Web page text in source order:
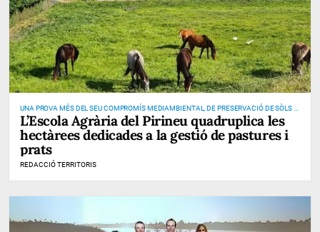
UNA PROVA MÉS DEL SEU COMPROMÍS MEDIAMBIENTAL, DE PRESERVACIÓ DE SÒLS I
DE PREVENCIÓ D’INCENDIS
L’Escola Agrària del Pirineu quadruplica les
hectàrees dedicades a la gestió de pastures i
prats
REDACCIÓ TERRITORIS